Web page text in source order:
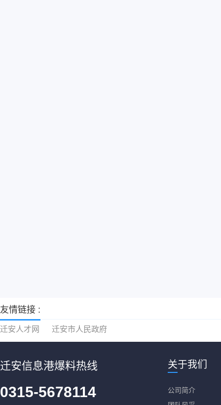
友情链接 :
迁安人才网 迁安市人民政府
迁安信息港爆料热线
0315-5678114
关于我们
公司简介